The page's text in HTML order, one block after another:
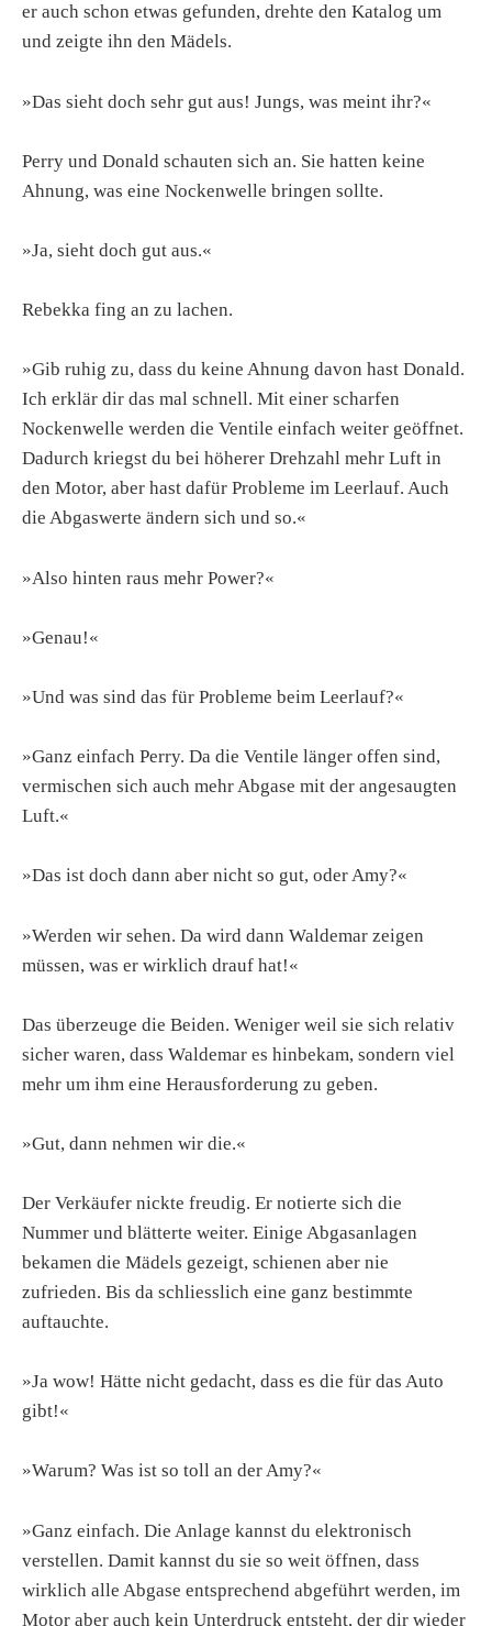
er auch schon etwas gefunden, drehte den Katalog um
und zeigte ihn den Mädels.
»Das sieht doch sehr gut aus! Jungs, was meint ihr?«
Perry und Donald schauten sich an. Sie hatten keine
Ahnung, was eine Nockenwelle bringen sollte.
»Ja, sieht doch gut aus.«
Rebekka fing an zu lachen.
»Gib ruhig zu, dass du keine Ahnung davon hast Donald.
Ich erklär dir das mal schnell. Mit einer scharfen
Nockenwelle werden die Ventile einfach weiter geöffnet.
Dadurch kriegst du bei höherer Drehzahl mehr Luft in
den Motor, aber hast dafür Probleme im Leerlauf. Auch
die Abgaswerte ändern sich und so.«
»Also hinten raus mehr Power?«
»Genau!«
»Und was sind das für Probleme beim Leerlauf?«
»Ganz einfach Perry. Da die Ventile länger offen sind,
vermischen sich auch mehr Abgase mit der angesaugten
Luft.«
»Das ist doch dann aber nicht so gut, oder Amy?«
»Werden wir sehen. Da wird dann Waldemar zeigen
müssen, was er wirklich drauf hat!«
Das überzeuge die Beiden. Weniger weil sie sich relativ
sicher waren, dass Waldemar es hinbekam, sondern viel
mehr um ihm eine Herausforderung zu geben.
»Gut, dann nehmen wir die.«
Der Verkäufer nickte freudig. Er notierte sich die
Nummer und blätterte weiter. Einige Abgasanlagen
bekamen die Mädels gezeigt, schienen aber nie
zufrieden. Bis da schliesslich eine ganz bestimmte
auftauchte.
»Ja wow! Hätte nicht gedacht, dass es die für das Auto
gibt!«
»Warum? Was ist so toll an der Amy?«
»Ganz einfach. Die Anlage kannst du elektronisch
verstellen. Damit kannst du sie so weit öffnen, dass
wirklich alle Abgase entsprechend abgeführt werden, im
Motor aber auch kein Unterdruck entsteht, der dir wieder